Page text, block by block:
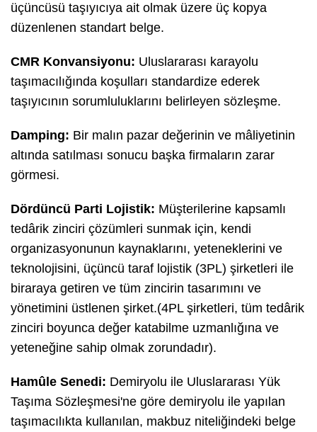
üçüncüsü taşıyıcıya ait olmak üzere üç kopya
düzenlenen standart belge.
CMR Konvansiyonu: Uluslararası karayolu
taşımacılığında koşulları standardize ederek
taşıyıcının sorumluluklarını belirleyen sözleşme.
Damping: Bir malın pazar değerinin ve mâliyetinin
altında satılması sonucu başka firmaların zarar
görmesi.
Dördüncü Parti Lojistik: Müşterilerine kapsamlı
tedârik zinciri çözümleri sunmak için, kendi
organizasyonunun kaynaklarını, yeteneklerini ve
teknolojisini, üçüncü taraf lojistik (3PL) şirketleri ile
biraraya getiren ve tüm zincirin tasarımını ve
yönetimini üstlenen şirket.(4PL şirketleri, tüm tedârik
zinciri boyunca değer katabilme uzmanlığına ve
yeteneğine sahip olmak zorundadır).
Hamûle Senedi: Demiryolu ile Uluslararası Yük
Taşıma Sözleşmesi'ne göre demiryolu ile yapılan
taşımacılıkta kullanılan, makbuz niteliğindeki belge